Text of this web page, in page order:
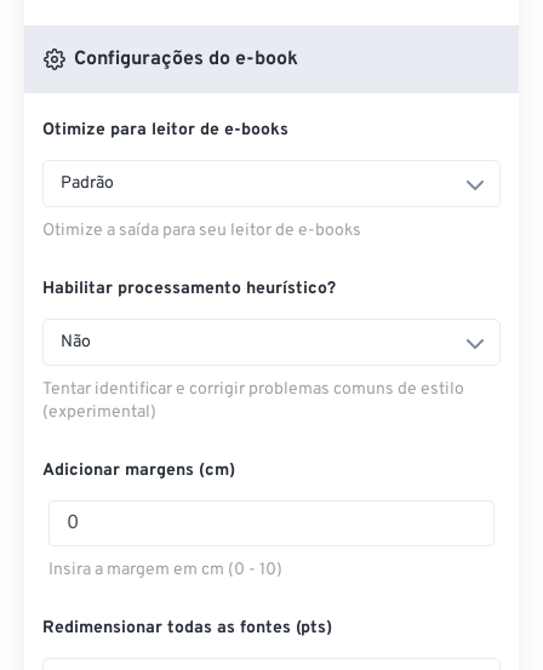
Do OneDrive
Da URL
Configurações do e-book
Otimize para leitor de e-books
Padrão
Otimize a saída para seu leitor de e-books
Habilitar processamento heurístico?
Não
Tentar identificar e corrigir problemas comuns de estilo
(experimental)
Adicionar margens (cm)
Insira a margem em cm (0 - 10)
Redimensionar todas as fontes (pts)